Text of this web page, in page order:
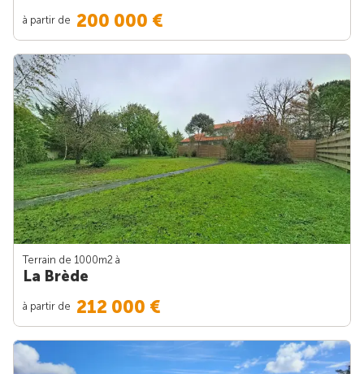
à partir de 200 000 €
Terrain de 1000m2 à
La Brède
à partir de 212 000 €